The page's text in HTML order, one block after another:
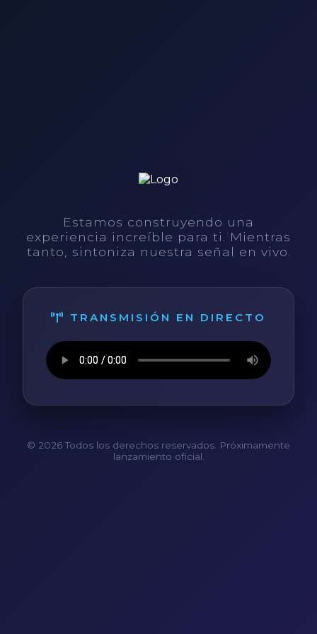
Estamos construyendo una
experiencia increíble para ti. Mientras
tanto, sintoniza nuestra señal en vivo.
TRANSMISIÓN EN DIRECTO
© 2026 Todos los derechos reservados. Próximamente
lanzamiento oficial.